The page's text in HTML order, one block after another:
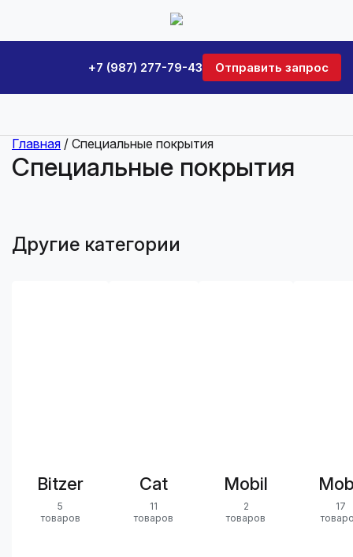
+7 (987) 277-79-43 Отправить запрос
Главная / Специальные покрытия
Специальные покрытия
Другие категории
Bitzer
5
товаров
Cat
11
товаров
Mobil
2
товаров
17